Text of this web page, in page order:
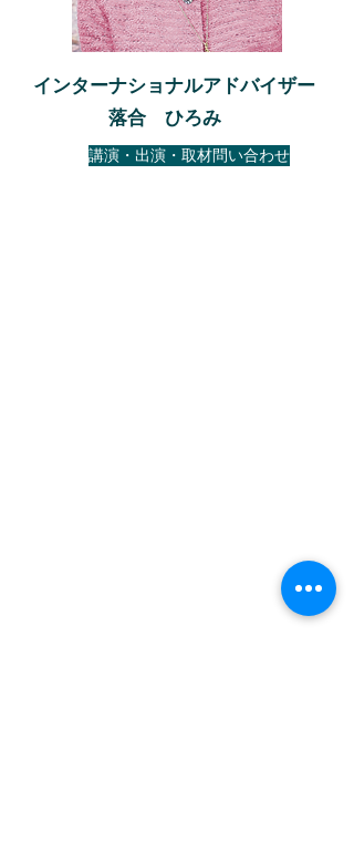
インターナショナルアドバイザー
​ 落合 ひろみ
講演・出演・取材問い合わせ